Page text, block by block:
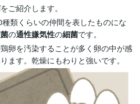
をご紹介します。
種類くらいの仲間を表したものにな
の通性嫌気性の細菌です。
卵を汚染することが多く卵の中が感
ます。乾燥にもわりと強いです。